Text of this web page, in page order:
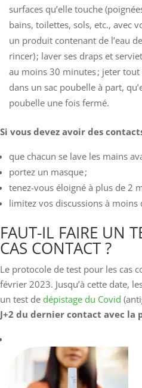
surfaces qu’elle touche
bains, toilettes, sols, etc., avec
un produit contenant de l’eau
rincer) ; laver ses draps et
au moins 30 minutes ; jeter
dans un sac poubelle à part,
poubelle une fois fermé.
Si vous devez avoir des
que chacun se lave les mains
portez un masque ;
tenez-vous éloigné à plus de 2
limitez vos discussions à moins
FAUT-IL FAIRE UN
CAS CONTACT ?
Le protocole de test pour les cas
février 2023. Jusqu’à cette date,
un test de dépistage du Covid
J+2 du dernier contact avec la